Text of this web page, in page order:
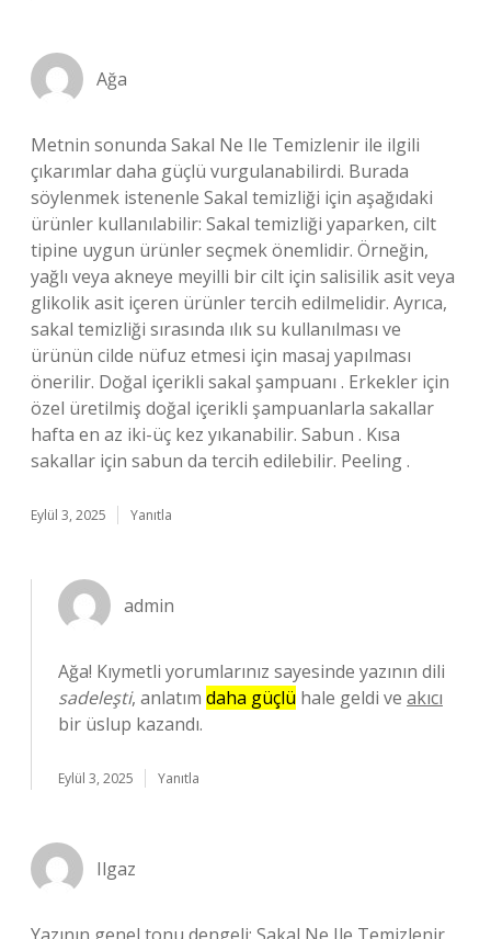
Ağa
Metnin sonunda Sakal Ne Ile Temizlenir ile ilgili
çıkarımlar daha güçlü vurgulanabilirdi. Burada
söylenmek istenenle Sakal temizliği için aşağıdaki
ürünler kullanılabilir: Sakal temizliği yaparken, cilt
tipine uygun ürünler seçmek önemlidir. Örneğin,
yağlı veya akneye meyilli bir cilt için salisilik asit veya
glikolik asit içeren ürünler tercih edilmelidir. Ayrıca,
sakal temizliği sırasında ılık su kullanılması ve
ürünün cilde nüfuz etmesi için masaj yapılması
önerilir. Doğal içerikli sakal şampuanı . Erkekler için
özel üretilmiş doğal içerikli şampuanlarla sakallar
hafta en az iki-üç kez yıkanabilir. Sabun . Kısa
sakallar için sabun da tercih edilebilir. Peeling .
Eylül 3, 2025 Yanıtla
admin
Ağa! Kıymetli yorumlarınız sayesinde yazının dili
sadeleşti, anlatım daha güçlü hale geldi ve akıcı
bir üslup kazandı.
Eylül 3, 2025 Yanıtla
Ilgaz